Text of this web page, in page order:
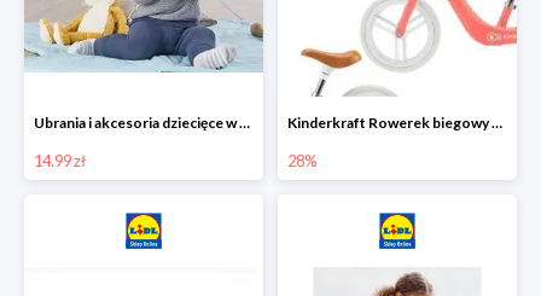
Ubrania i akcesoria dziecięce w Lidlu Online od 14,99 zł
14.99 zł
Kinderkraft Rowerek biegowy Fly
28%